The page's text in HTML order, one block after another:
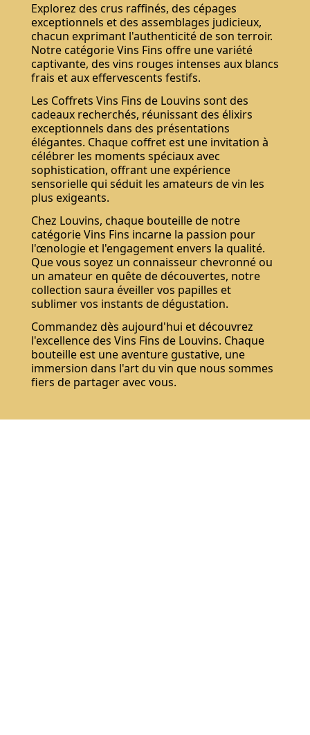
Explorez des crus raffinés, des cépages
exceptionnels et des assemblages judicieux,
chacun exprimant l'authenticité de son terroir.
Notre catégorie Vins Fins offre une variété
captivante, des vins rouges intenses aux blancs
frais et aux effervescents festifs.
Les Coffrets Vins Fins de Louvins sont des
cadeaux recherchés, réunissant des élixirs
exceptionnels dans des présentations
élégantes. Chaque coffret est une invitation à
célébrer les moments spéciaux avec
sophistication, offrant une expérience
sensorielle qui séduit les amateurs de vin les
plus exigeants.
Chez Louvins, chaque bouteille de notre
catégorie Vins Fins incarne la passion pour
l'œnologie et l'engagement envers la qualité.
Que vous soyez un connaisseur chevronné ou
un amateur en quête de découvertes, notre
collection saura éveiller vos papilles et
sublimer vos instants de dégustation.
Commandez dès aujourd'hui et découvrez
l'excellence des Vins Fins de Louvins. Chaque
bouteille est une aventure gustative, une
immersion dans l'art du vin que nous sommes
fiers de partager avec vous.